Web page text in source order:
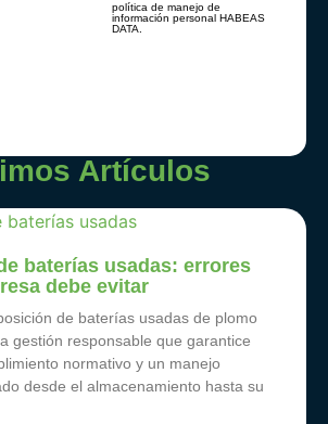
política de manejo de
información personal HABEAS
DATA.
Artículos
baterías usadas: errores
debe evitar
de baterías usadas de plomo
gestión responsable que garantice
normativo y un manejo
desde el almacenamiento hasta su